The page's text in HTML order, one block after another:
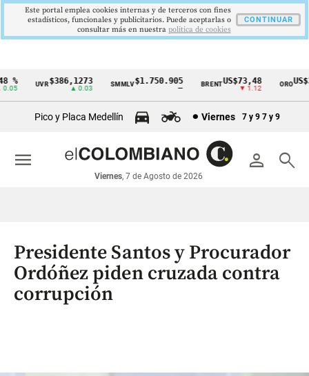
Cintillo
económicos
Colombia
UVR$386,1273
▲ 0.03
SMMLV$1.750.905 BRENTUS$73,48
▼ 1.12
ORO
Pico y Placa Medellín Viernes 7 y 9 7 y 9
person search
Viernes, 7 de Agosto de 2026
menu
Presidente Santos y Procurador
Ordóñez piden cruzada contra
corrupción
Este portal emplea cookies internas y de terceros con fines
estadísticos, funcionales y publicitarios. Puede aceptarlas o
consultar más en nuestra politica de cookies
CONTINUAR